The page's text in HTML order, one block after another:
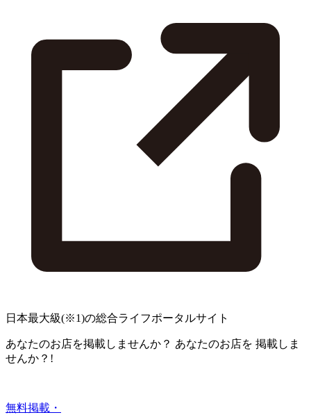
日本最大級(※1)の総合ライフポータルサイト
あなたのお店を掲載しませんか？ あなたのお店を 掲載しま
せんか？!
無料掲載・